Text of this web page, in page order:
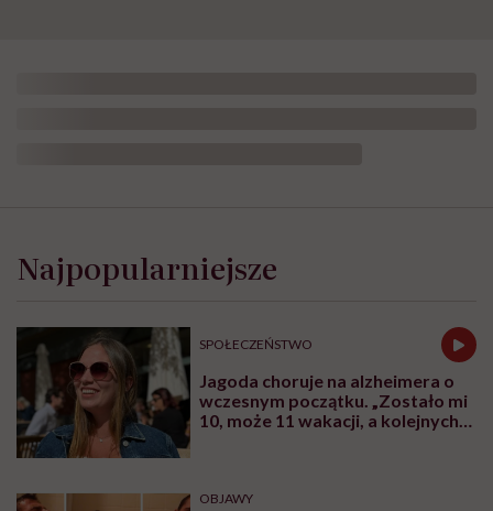
Najpopularniejsze
SPOŁECZEŃSTWO
Jagoda choruje na alzheimera o
wczesnym początku. „Zostało mi
10, może 11 wakacji, a kolejnych
OBJAWY